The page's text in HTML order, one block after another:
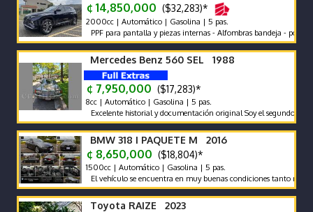
¢ 14,850,000 ($32,283)*
2000cc | Automático | Gasolina | 5 pas.
PPF para pantalla y piezas internas - Alfombras bandeja - polarizado
Mercedes Benz 560 SEL 1988
¢ 7,950,000 ($17,283)*
8cc | Automático | Gasolina | 5 pas.
Excelente historial y documentación original Soy el segundo
BMW 318 I PAQUETE M 2016
¢ 8,650,000 ($18,804)*
1500cc | Automático | Gasolina | 5 pas.
El vehículo se encuentra en muy buenas condiciones tanto mecánicas
Toyota RAIZE 2023